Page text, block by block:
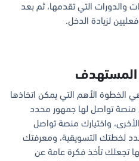
والدورات التي تقدمها، ثم بعد
لزيادة الدخل.
الخطوة الأهم التي يمكن اتخاذها
منصة تواصل لها جمهور محدد
واختيارك منصة تواصل
لخطتك التسويقية، ومعرفتك
تجعلك تأخذ فكرة عامة عن